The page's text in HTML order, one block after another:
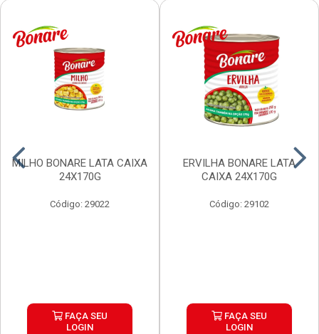
MILHO BONARE LATA CAIXA
24X170G
Código: 29022
FAÇA SEU
LOGIN
ERVILHA BONARE LATA
CAIXA 24X170G
Código: 29102
FAÇA SEU
LOGIN